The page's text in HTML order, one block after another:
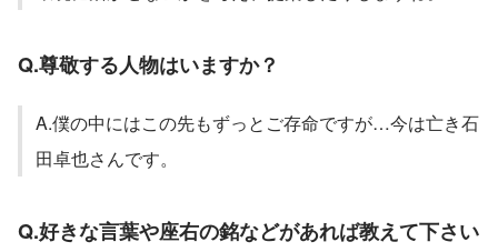
Q.尊敬する人物はいますか？
A.僕の中にはこの先もずっとご存命ですが…今は亡き石
田卓也さんです。
Q.好きな言葉や座右の銘などがあれば教えて下さい